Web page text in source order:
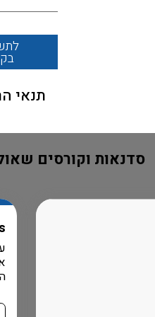
תנאי
סדנאות וקורסים